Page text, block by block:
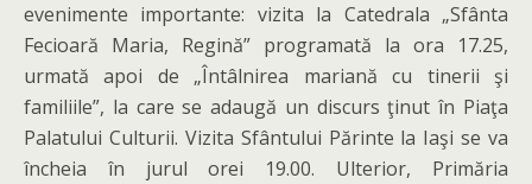
evenimente importante: vizita la Catedrala „Sfânta
Fecioară Maria, Regină” programată la ora 17.25,
urmată apoi de „Întâlnirea mariană cu tinerii şi
familiile”, la care se adaugă un discurs ţinut în Piaţa
Palatului Culturii. Vizita Sfântului Părinte la Iaşi se va
încheia în jurul orei 19.00. Ulterior, Primăria